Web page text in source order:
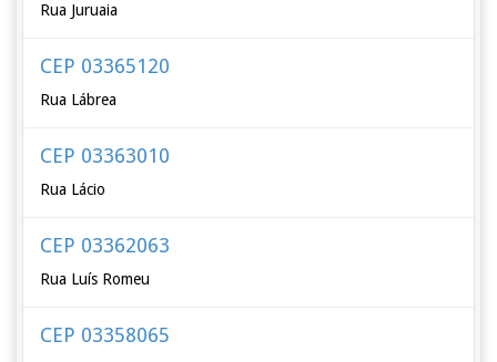
Rua Juruaia
CEP 03365120
Rua Lábrea
CEP 03363010
Rua Lácio
CEP 03362063
Rua Luís Romeu
CEP 03358065